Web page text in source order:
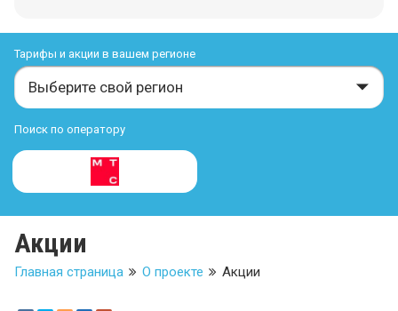
Тарифы и акции в вашем регионе
Выберите свой регион
Поиск по оператору
Акции
Главная страница О проекте Акции